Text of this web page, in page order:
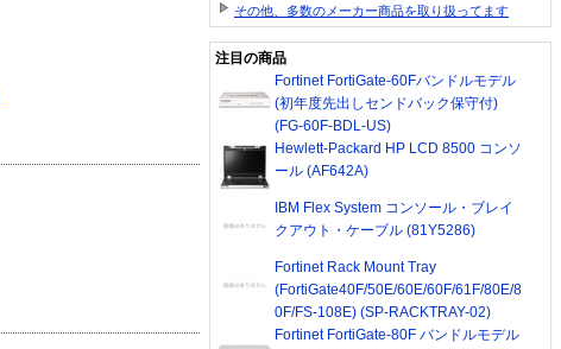
その他、多数のメーカー商品を取り扱ってます
注目の商品
Fortinet FortiGate-60Fバンドルモデル
(初年度先出しセンドバック保守付)
(FG-60F-BDL-US)
Hewlett-Packard HP LCD 8500 コンソ
ール (AF642A)
IBM Flex System コンソール・ブレイ
クアウト・ケーブル (81Y5286)
Fortinet Rack Mount Tray
(FortiGate40F/50E/60E/60F/61F/80E/8
0F/FS-108E) (SP-RACKTRAY-02)
Fortinet FortiGate-80F バンドルモデル